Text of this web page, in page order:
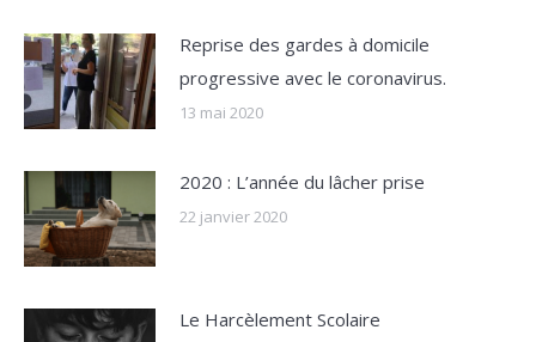
Reprise des gardes à domicile
progressive avec le coronavirus.
13 mai 2020
2020 : L’année du lâcher prise
22 janvier 2020
Le Harcèlement Scolaire